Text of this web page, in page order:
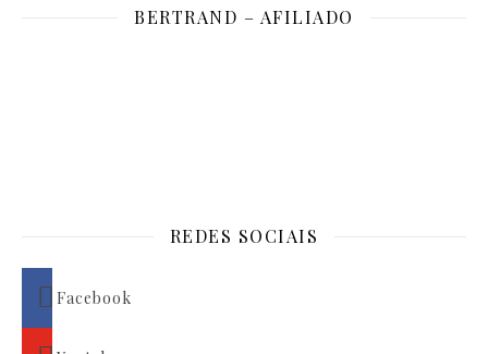
BERTRAND – AFILIADO
REDES SOCIAIS
Facebook